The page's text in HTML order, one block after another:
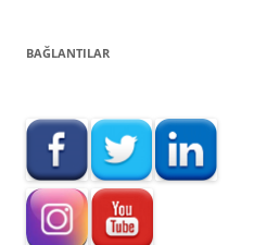
BAĞLANTILAR